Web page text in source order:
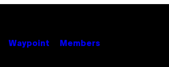
Waypoint Members